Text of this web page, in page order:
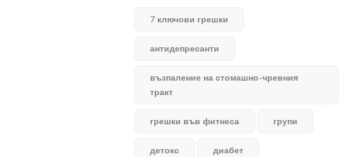
7 ключови грешки
антидепресанти
възпаление на стомашно-чревния
тракт
грешки във фитнеса групи
детокс диабет